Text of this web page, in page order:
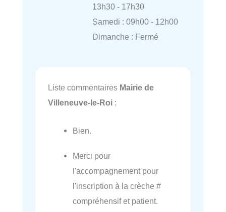
13h30 - 17h30
Samedi : 09h00 - 12h00
Dimanche : Fermé
Liste commentaires Mairie de
Villeneuve-le-Roi :
Bien.
Merci pour
l'accompagnement pour
l'inscription à la crèche #
compréhensif et patient.